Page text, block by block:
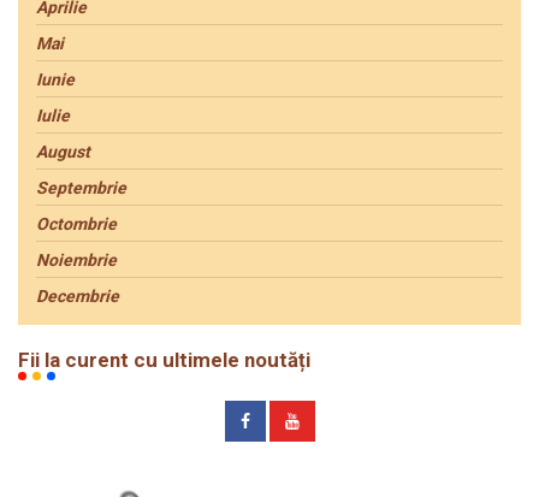
Aprilie
Mai
Iunie
Iulie
August
Septembrie
Octombrie
Noiembrie
Decembrie
Fii la curent cu ultimele noutăți